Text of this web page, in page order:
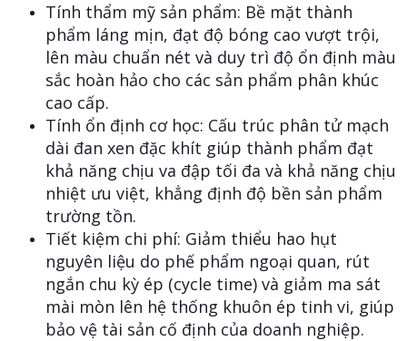
Tính thẩm mỹ sản phẩm: Bề mặt thành
phẩm láng mịn, đạt độ bóng cao vượt trội,
lên màu chuẩn nét và duy trì độ ổn định màu
sắc hoàn hảo cho các sản phẩm phân khúc
cao cấp.
Tính ổn định cơ học: Cấu trúc phân tử mạch
dài đan xen đặc khít giúp thành phẩm đạt
khả năng chịu va đập tối đa và khả năng chịu
nhiệt ưu việt, khẳng định độ bền sản phẩm
trường tồn.
Tiết kiệm chi phí: Giảm thiểu hao hụt
nguyên liệu do phế phẩm ngoại quan, rút
ngắn chu kỳ ép (cycle time) và giảm ma sát
mài mòn lên hệ thống khuôn ép tinh vi, giúp
bảo vệ tài sản cố định của doanh nghiệp.